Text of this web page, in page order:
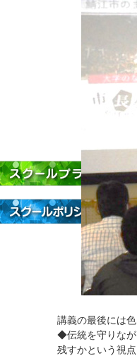
講義の最後には
◆伝統を守りなが
残すかという視